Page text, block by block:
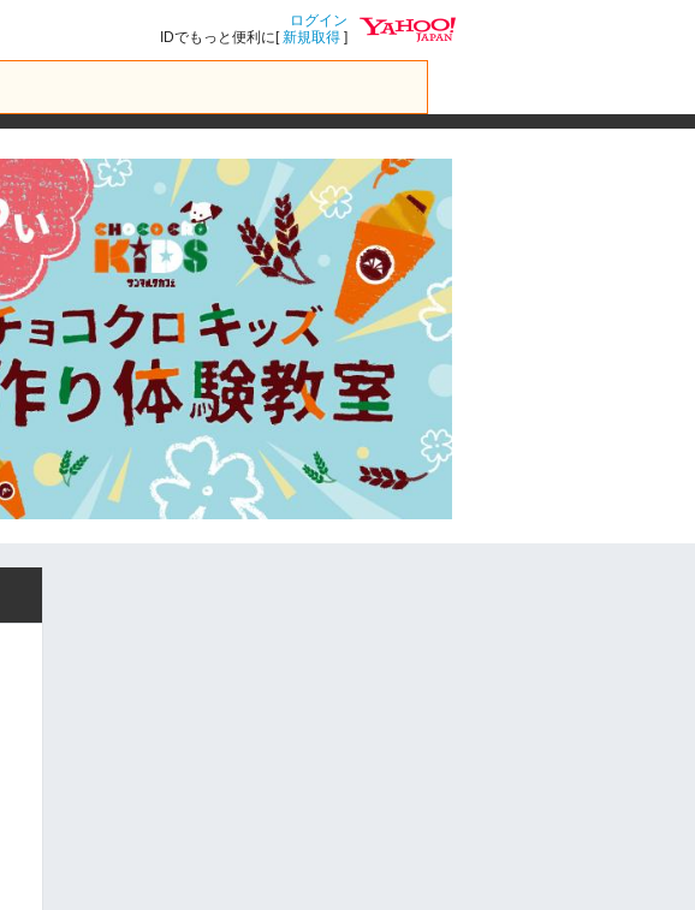
ログイン
IDでもっと便利に[新規取得 ]